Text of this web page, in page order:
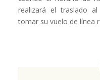
realizará el traslado
tomar su vuelo de línea